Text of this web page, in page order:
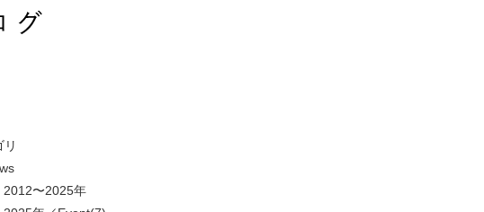
リ
2012〜2025年